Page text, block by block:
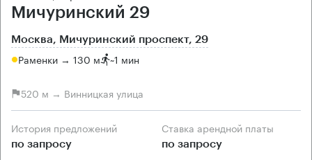
Мичуринский 29
Москва, Мичуринский проспект, 29
Раменки → 130 м ~1 мин
520 м → Винницкая улица
История предложений
по запросу
Ставка арендной платы
по запросу